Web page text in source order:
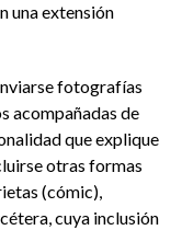
una extensión
fotografías
acompañadas de
que explique
otras formas
(cómic),
cuya inclusión